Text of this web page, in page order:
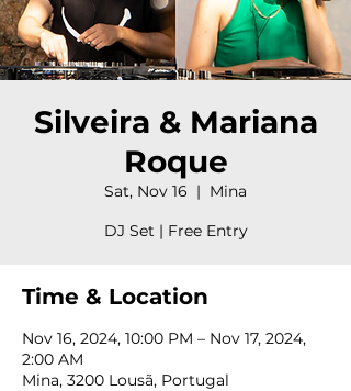
Silveira & Mariana
Roque
Sat, Nov 16
  |
Mina
DJ Set | Free Entry
Time & Location
Nov 16, 2024, 10:00 PM – Nov 17, 2024,
2:00 AM
Mina, 3200 Lousã, Portugal